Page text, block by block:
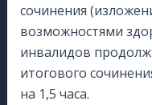
сочинения
возможностями
инвалидов
итогового
на 1,5 часа.